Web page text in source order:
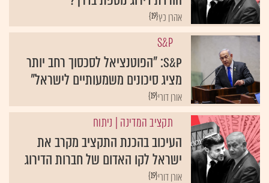
{19}אהרן כץ
S&P
S&P: "הפוטנציאל לסכסוך רחב יותר
מציג סיכונים משמעותיים לישראל"
{19}אורן דורי
תקציב המדינה | ניתוח
העיכוב בהכנת התקציב מקרב את
ישראל לקו האדום של חברות הדירוג
{19}אורן דורי